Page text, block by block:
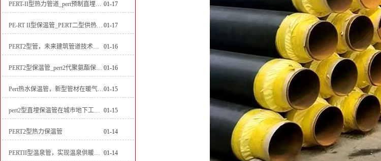
PERT-II型热力管道_pert预制直埋保温管生产厂家 01-17
PE-RT II型保温管_PERT二型供热管道_pert直埋保温管价格 01-17
PERT2型管，未来建筑管道技术的代表 01-16
PERT2型保温管_pert2代聚氨酯保温管道_排水供热pert二代保温管 01-16
Pert热水保温管，新型管材在暖气和热水系统中的应用01-15
pert2型直埋保温管在城市地下工程建设中的应用 01-15
PERT2型热力保温管 01-14
PERTII型温泉管，实现温泉供暖设备革新 01-14